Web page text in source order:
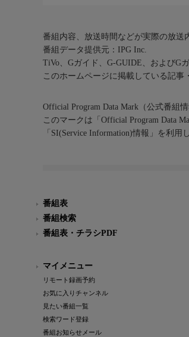
番組内容、放送時間などが実際の放送
番組データ提供元：IPG Inc.
TiVo、Gガイド、G-GUIDE、およびG
このホームページに掲載している記事
Official Program Data Mark（公式番組情
このマークは「Official Program Data
「SI(Service Information)情報」を利
番組表
番組検索
番組表・チラシPDF
マイメニュー
リモート録画予約
お気に入りチャンネル
見たい番組一覧
検索ワード登録
番組お知らせメール